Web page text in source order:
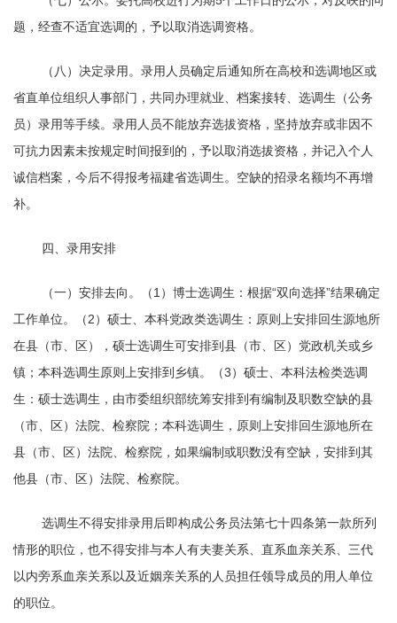
题，经查不适宜选调的，予以取消选调资格。
（八）决定录用。录用人员确定后通知所在高校和选调地区或
省直单位组织人事部门，共同办理就业、档案接转、选调生（公务
员）录用等手续。录用人员不能放弃选拔资格，坚持放弃或非因不
可抗力因素未按规定时间报到的，予以取消选拔资格，并记入个人
诚信档案，今后不得报考福建省选调生。空缺的招录名额均不再增
补。
四、录用安排
（一）安排去向。（1）博士选调生：根据“双向选择”结果确定
工作单位。（2）硕士、本科党政类选调生：原则上安排回生源地所
在县（市、区），硕士选调生可安排到县（市、区）党政机关或乡
镇；本科选调生原则上安排到乡镇。（3）硕士、本科法检类选调
生：硕士选调生，由市委组织部统筹安排到有编制及职数空缺的县
（市、区）法院、检察院；本科选调生，原则上安排回生源地所在
县（市、区）法院、检察院，如果编制或职数没有空缺，安排到其
他县（市、区）法院、检察院。
选调生不得安排录用后即构成公务员法第七十四条第一款所列
情形的职位，也不得安排与本人有夫妻关系、直系血亲关系、三代
以内旁系血亲关系以及近姻亲关系的人员担任领导成员的用人单位
的职位。